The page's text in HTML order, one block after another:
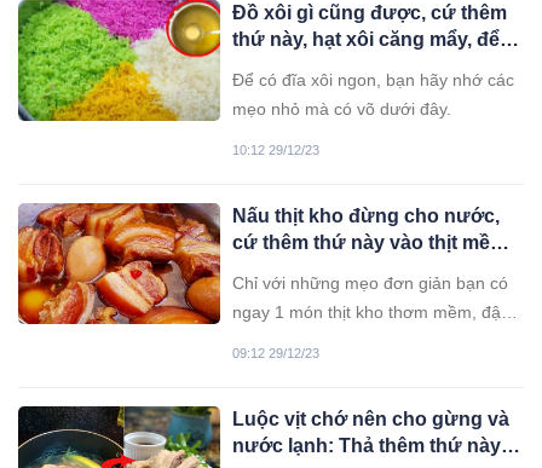
Đồ xôi gì cũng được, cứ thêm
thứ này, hạt xôi căng mẩy, để
Để có đĩa xôi ngon, bạn hãy nhớ các
mẹo nhỏ mà có võ dưới đây.
10:12 29/12/23
Nấu thịt kho đừng cho nước,
cứ thêm thứ này vào thịt mềm
ngấy
Chỉ với những mẹo đơn giản bạn có
ngay 1 món thịt kho thơm mềm, đậm
09:12 29/12/23
Luộc vịt chớ nên cho gừng và
nước lạnh: Thả thêm thứ này,